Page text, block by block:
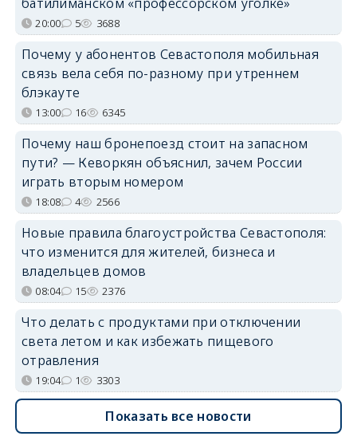
20:00 5 3688
Почему у абонентов Севастополя мобильная
связь вела себя по-разному при утреннем
блэкауте
13:00 16 6345
Почему наш бронепоезд стоит на запасном
пути? — Кеворкян объяснил, зачем России
играть вторым номером
18:08 4 2566
Новые правила благоустройства Севастополя:
что изменится для жителей, бизнеса и
владельцев домов
08:04 15 2376
Что делать с продуктами при отключении
света летом и как избежать пищевого
отравления
19:04 1 3303
Показать все новости